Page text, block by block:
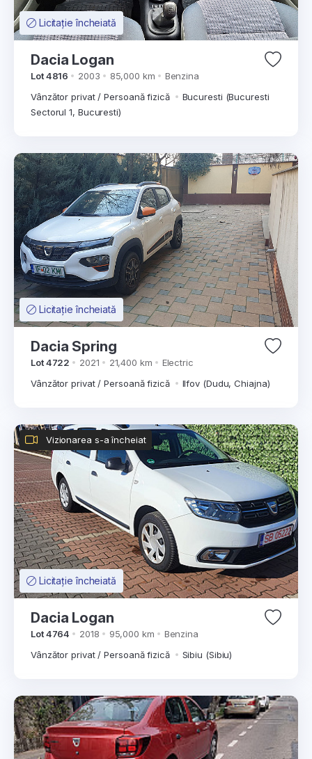
Licitație încheiată
Dacia Logan
Lot 4816 2003 85,000 km
Benzina
Vânzător privat / Persoană fizică
Bucuresti (Bucuresti
Sectorul 1, Bucuresti)
Licitație încheiată
Dacia Spring
Lot 4722 2021 21,400 km
Electric
Vânzător privat / Persoană fizică
Ilfov (Dudu, Chiajna)
Licitație încheiată
Vizionarea s-a încheiat
Dacia Logan
Lot 4764 2018 95,000 km
Benzina
Vânzător privat / Persoană fizică
Sibiu (Sibiu)